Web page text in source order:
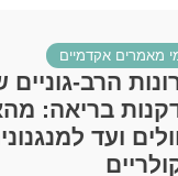
מאמרים אקדמיים
הרב-
בריאה:
ועד